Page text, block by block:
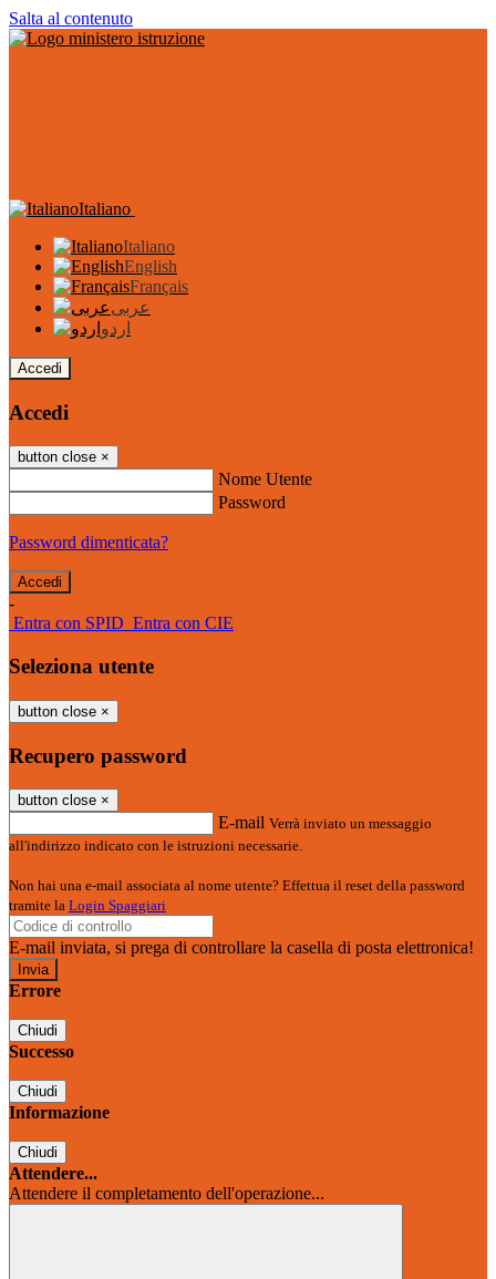
Salta al contenuto
Italiano
Italiano
English
Français
عربى
اردو
Accedi
Accedi
button close ×
Nome Utente
Password
Password dimenticata?
-
Entra con SPID Entra con CIE
Seleziona utente
button close ×
Recupero password
button close ×
E-mail Verrà inviato un messaggio
all'indirizzo indicato con le istruzioni necessarie.
Non hai una e-mail associata al nome utente? Effettua il reset della password
tramite la Login Spaggiari
E-mail inviata, si prega di controllare la casella di posta elettronica!
Errore
Chiudi
Successo
Chiudi
Informazione
Chiudi
Attendere...
Attendere il completamento dell'operazione...